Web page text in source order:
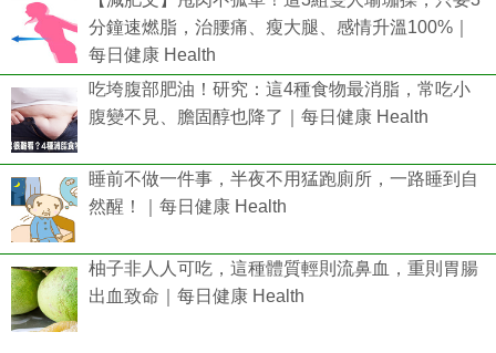
分鐘速燃脂，治腰痛、瘦大腿、感情升溫100%｜
每日健康 Health
吃垮腹部肥油！研究：這4種食物最消脂，常吃小
腹變不見、膽固醇也降了｜每日健康 Health
睡前不做一件事，半夜不用猛跑廁所，一路睡到自
然醒！｜每日健康 Health
柚子非人人可吃，這種體質輕則流鼻血，重則胃腸
出血致命｜每日健康 Health